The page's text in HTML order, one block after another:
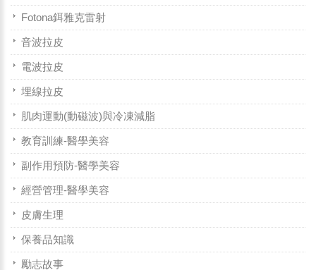
Fotona鉺雅克雷射
音波拉皮
電波拉皮
埋線拉皮
肌肉運動(動磁波)與冷凍減脂
教育訓練-醫學美容
副作用預防-醫學美容
經營管理-醫學美容
皮膚生理
保養品知識
勵志故事